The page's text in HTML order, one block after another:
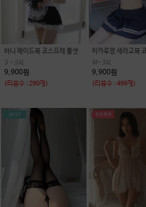
바니 메이드복 코스프레 풀셋
S ~ 5XL
9,900원
(리뷰수 : 290개)
M~3XL
9,900원
(리뷰수 : 499개)